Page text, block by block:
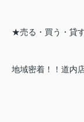
★売る・買う・貸
地域密着！！道内